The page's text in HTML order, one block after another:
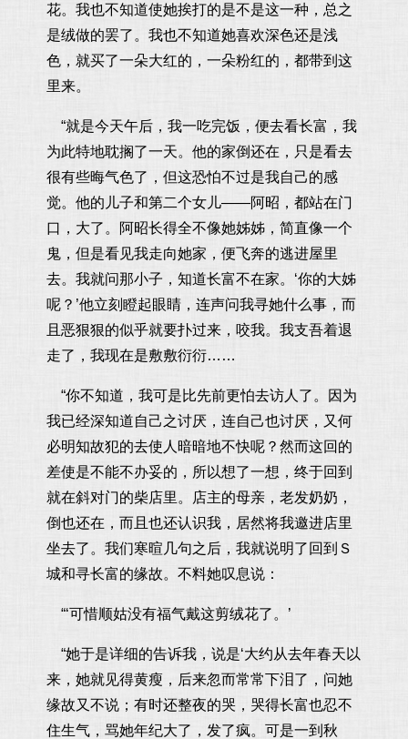
花。我也不知道使她挨打的是不是这一种，总之
是绒做的罢了。我也不知道她喜欢深色还是浅
色，就买了一朵大红的，一朵粉红的，都带到这
里来。
“就是今天午后，我一吃完饭，便去看长富，我
为此特地耽搁了一天。他的家倒还在，只是看去
很有些晦气色了，但这恐怕不过是我自己的感
觉。他的儿子和第二个女儿——阿昭，都站在门
口，大了。阿昭长得全不像她姊姊，简直像一个
鬼，但是看见我走向她家，便飞奔的逃进屋里
去。我就问那小子，知道长富不在家。‘你的大姊
呢？’他立刻瞪起眼睛，连声问我寻她什么事，而
且恶狠狠的似乎就要扑过来，咬我。我支吾着退
走了，我现在是敷敷衍衍……
“你不知道，我可是比先前更怕去访人了。因为
我已经深知道自己之讨厌，连自己也讨厌，又何
必明知故犯的去使人暗暗地不快呢？然而这回的
差使是不能不办妥的，所以想了一想，终于回到
就在斜对门的柴店里。店主的母亲，老发奶奶，
倒也还在，而且也还认识我，居然将我邀进店里
坐去了。我们寒暄几句之后，我就说明了回到Ｓ
城和寻长富的缘故。不料她叹息说：
“‘可惜顺姑没有福气戴这剪绒花了。’
“她于是详细的告诉我，说是‘大约从去年春天以
来，她就见得黄瘦，后来忽而常常下泪了，问她
缘故又不说；有时还整夜的哭，哭得长富也忍不
住生气，骂她年纪大了，发了疯。可是一到秋